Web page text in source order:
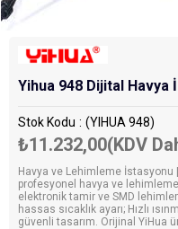
Yihua 948 Dijital Havya
Stok Kodu (YIHUA 948)
₺11.232,00(KDV
Havya ve Lehimleme İstasyonu |
profesyonel havya ve
elektronik tamir ve SMD
hassas sıcaklık ayarı; Hızlı
güvenli tasarım. Orijinal YiHua